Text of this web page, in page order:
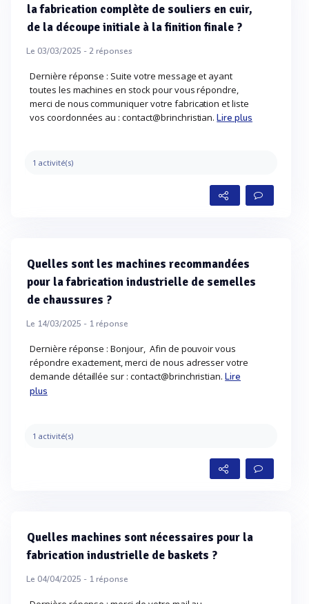
la fabrication complète de souliers en cuir,
de la découpe initiale à la finition finale ?
Le 03/03/2025 -2réponses
Dernière réponse : Suite votre message et ayant
toutes les machines en stock pour vous répondre,
merci de nous communiquer votre fabrication et liste
vos coordonnées au : contact@brinchristian.Lire plus
1 activité(s)
Quelles sont les machines recommandées
pour la fabrication industrielle de semelles
de chaussures ?
Le 14/03/2025 - 1réponse
Dernière réponse : Bonjour, Afin de pouvoir vous
répondre exactement, merci de nous adresser votre
demande détaillée sur : contact@brinchristian.Lire
plus
1 activité(s)
Quelles machines sont nécessaires pour la
fabrication industrielle de baskets ?
Le 04/04/2025 - 1réponse